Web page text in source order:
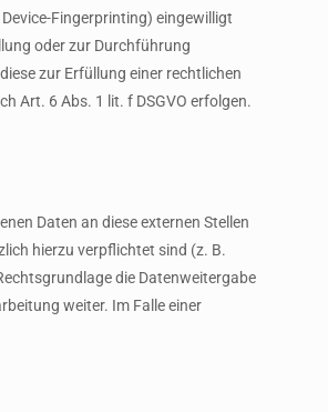
Fingerprinting) eingewilligt
oder zur Durchführung
zur Erfüllung einer rechtlichen
Art. 6 Abs. 1 lit. f DSGVO erfolgen.
Daten an diese externen Stellen
hierzu verpflichtet sind (z. B.
die Datenweitergabe
weiter. Im Falle einer